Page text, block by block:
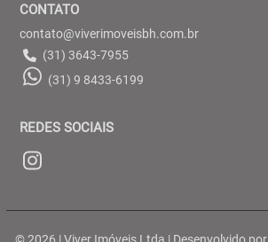
CONTATO
contato@viverimoveisbh.com.br
(31) 3643-7955
(31) 9 8433-6199
REDES SOCIAIS
© 2026 | Viver Imóveis Ltda | Desenvolvido por